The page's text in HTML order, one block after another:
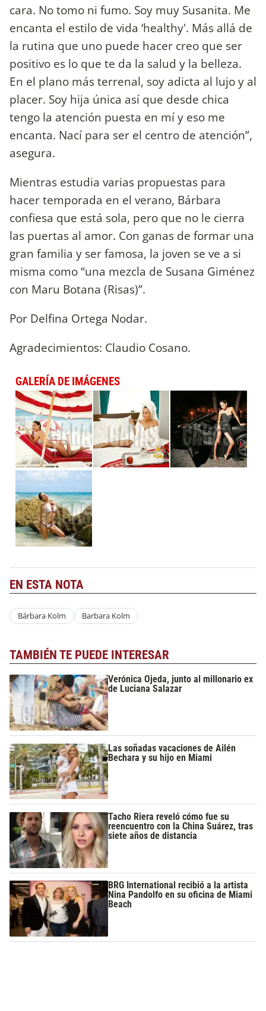
cara. No tomo ni fumo. Soy muy Susanita. Me
encanta el estilo de vida ‘healthy'. Más allá de
la rutina que uno puede hacer creo que ser
positivo es lo que te da la salud y la belleza.
En el plano más terrenal, soy adicta al lujo y al
placer. Soy hija única así que desde chica
tengo la atención puesta en mí y eso me
encanta. Nací para ser el centro de atención”,
asegura.
Mientras estudia varias propuestas para
hacer temporada en el verano, Bárbara
confiesa que está sola, pero que no le cierra
las puertas al amor. Con ganas de formar una
gran familia y ser famosa, la joven se ve a si
misma como “una mezcla de Susana Giménez
con Maru Botana (Risas)”.
Por Delfina Ortega Nodar.
Agradecimientos: Claudio Cosano.
GALERÍA DE IMÁGENES
EN ESTA NOTA
Bárbara Kolm Barbara Kolm
TAMBIÉN TE PUEDE INTERESAR
Verónica Ojeda, junto al millonario ex
de Luciana Salazar
Las soñadas vacaciones de Ailén
Bechara y su hijo en Miami
Tacho Riera reveló cómo fue su
reencuentro con la China Suárez, tras
siete años de distancia
BRG International recibió a la artista
Nina Pandolfo en su oficina de Miami
Beach